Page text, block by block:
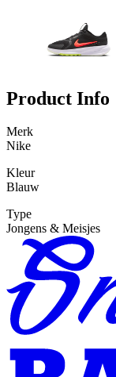
Product Info
Merk
Nike
Kleur
Blauw
Type
Jongens & Meisjes